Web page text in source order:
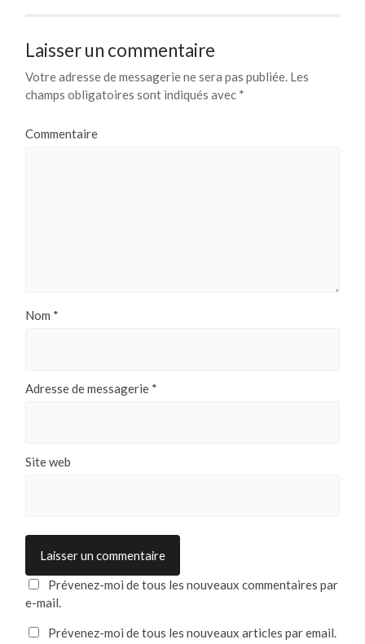
Laisser un commentaire
Votre adresse de messagerie ne sera pas publiée. Les
champs obligatoires sont indiqués avec *
Commentaire
Nom *
Adresse de messagerie *
Site web
Prévenez-moi de tous les nouveaux commentaires par
e-mail.
Prévenez-moi de tous les nouveaux articles par email.